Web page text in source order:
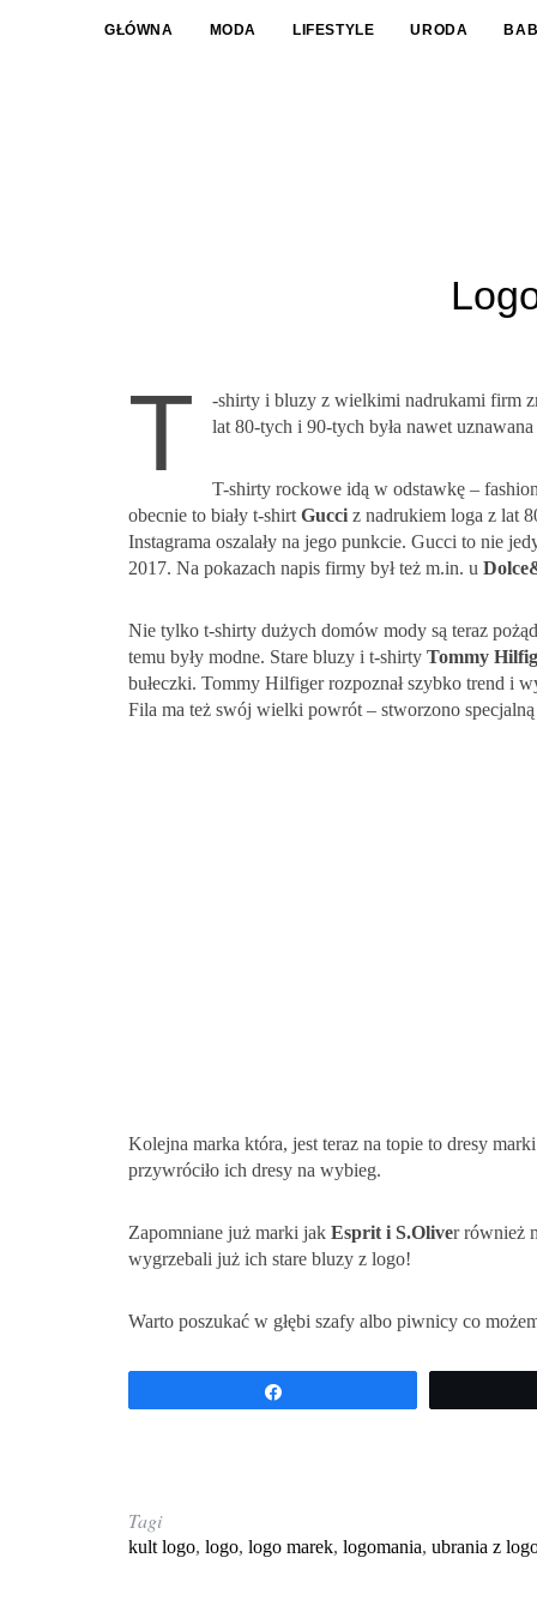
GŁÓWNA MODA LIFESTYLE URODA
T
-shirty i bluzy z wielkimi nadrukami firm
lat 80-tych i 90-tych była nawet
T-shirty rockowe idą w odstawkę –
obecnie to biały t-shirt Gucci z nadrukiem loga z lat
Instagrama oszalały na jego punkcie. Gucci to nie
2017. Na pokazach napis firmy był też m.in. u
Nie tylko t-shirty dużych domów mody są teraz
temu były modne. Stare bluzy i t-shirty Tommy
bułeczki. Tommy Hilfiger rozpoznał szybko trend i
Fila ma też swój wielki powrót – stworzono
Kolejna marka która, jest teraz na topie to dresy marki
przywróciło ich dresy na wybieg.
Zapomniane już marki jak Esprit i S.Oliver również
wygrzebali już ich stare bluzy z logo!
Warto poszukać w głębi szafy albo piwnicy co
Tagi
kult logo, logo, logo marek, logomania, ubrania z